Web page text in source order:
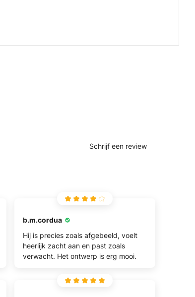
Schrijf een review
b.m.cordua
Hij is precies zoals afgebeeld, voelt
heerlijk zacht aan en past zoals
verwacht. Het ontwerp is erg mooi.